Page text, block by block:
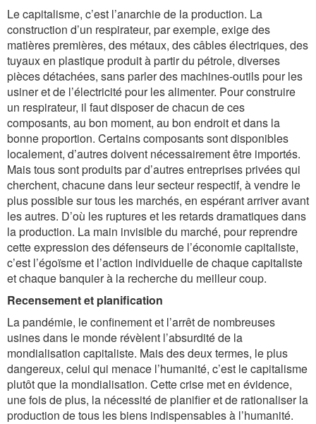
Le capitalisme, c’est l’anarchie de la production. La
construction d’un respirateur, par exemple, exige des
matières premières, des métaux, des câbles électriques, des
tuyaux en plastique produit à partir du pétrole, diverses
pièces détachées, sans parler des machines-outils pour les
usiner et de l’électricité pour les alimenter. Pour construire
un respirateur, il faut disposer de chacun de ces
composants, au bon moment, au bon endroit et dans la
bonne proportion. Certains composants sont disponibles
localement, d’autres doivent nécessairement être importés.
Mais tous sont produits par d’autres entreprises privées qui
cherchent, chacune dans leur secteur respectif, à vendre le
plus possible sur tous les marchés, en espérant arriver avant
les autres. D’où les ruptures et les retards dramatiques dans
la production. La main invisible du marché, pour reprendre
cette expression des défenseurs de l’économie capitaliste,
c’est l’égoïsme et l’action individuelle de chaque capitaliste
et chaque banquier à la recherche du meilleur coup.
Recensement et planification
La pandémie, le confinement et l’arrêt de nombreuses
usines dans le monde révèlent l’absurdité de la
mondialisation capitaliste. Mais des deux termes, le plus
dangereux, celui qui menace l’humanité, c’est le capitalisme
plutôt que la mondialisation. Cette crise met en évidence,
une fois de plus, la nécessité de planifier et de rationaliser la
production de tous les biens indispensables à l’humanité.